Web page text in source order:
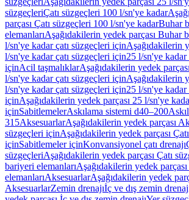
süzgeçleriÇatı süzgeçleri 100 l/sn'ye kadar
parçası Çatı süzgeçleri 100 l/sn'ye kadarBuhar
elemanlarıAşağıdakilerin yedek parçası Buhar
l/sn'ye kadar çatı süzgeçleri içinAşağıdakilerin
l/sn'ye kadar çatı süzgeçleri için25 l/sn'ye kadar
içinAcil taşmalıklarAşağıdakilerin yedek
l/sn'ye kadar çatı süzgeçleri içinAşağıdakilerin
l/sn'ye kadar çatı süzgeçleri için25 l/sn'ye kadar
içinAşağıdakilerin yedek parçası 25 l/sn'ye
içinSabitlemelerAskılama sistemi d40–200
315AksesuarlarAşağıdakilerin yedek parçası
süzgeçleri içinAşağıdakilerin yedek parçası
içinSabitlemeler içinKonvansiyonel çatı drenajı
süzgeçleriAşağıdakilerin yedek parçası Çatı
bariyeri elemanlarıAşağıdakilerin yedek
elemanlarıAksesuarlarAşağıdakilerin yedek
AksesuarlarZemin drenajıİç ve dış zemin